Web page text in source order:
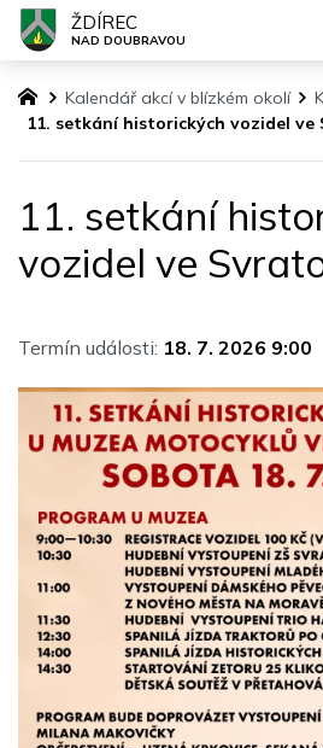
Kalendář akcí v blízkém okolí
11. setkání historických vozidel ve
11. setkání
vozidel ve
Termín události: 18. 7. 2026 9:00
ŽDÍREC
NAD DOUBRAVOU